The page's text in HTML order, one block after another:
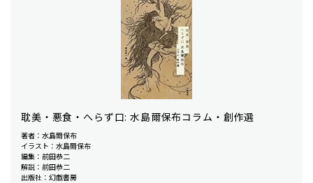
耽美・悪食・へらず口: 水島爾保布コラム・創作選
著者：水島爾保布
イラスト：水島爾保布
編集：前田恭二
解説：前田恭二
出版社：幻戯書房